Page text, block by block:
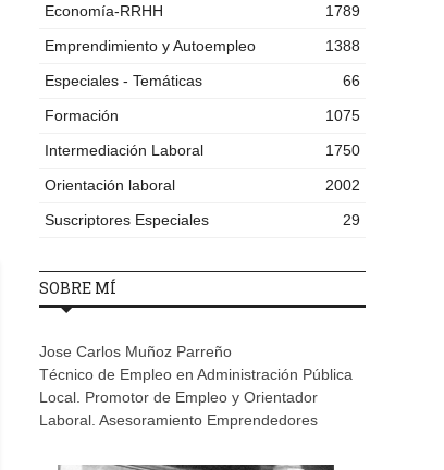
Economía-RRHH
1789
Emprendimiento y Autoempleo
1388
Especiales - Temáticas
66
Formación
1075
Intermediación Laboral
1750
Orientación laboral
2002
Suscriptores Especiales
29
SOBRE MÍ
Jose Carlos Muñoz Parreño
Técnico de Empleo en Administración Pública
Local. Promotor de Empleo y Orientador
Laboral. Asesoramiento Emprendedores